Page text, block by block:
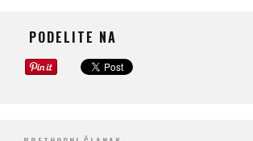
PODELITE NA